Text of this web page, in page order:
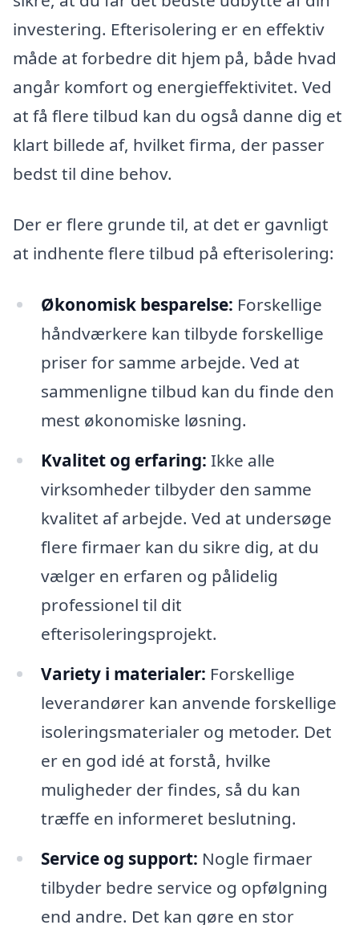
investering. Efterisolering er en effektiv
måde at forbedre dit hjem på, både hvad
angår komfort og energieffektivitet. Ved
at få flere tilbud kan du også danne dig et
klart billede af, hvilket firma, der passer
bedst til dine behov.
Der er flere grunde til, at det er gavnligt
at indhente flere tilbud på efterisolering:
Økonomisk besparelse: Forskellige
håndværkere kan tilbyde forskellige
priser for samme arbejde. Ved at
sammenligne tilbud kan du finde den
mest økonomiske løsning.
Kvalitet og erfaring: Ikke alle
virksomheder tilbyder den samme
kvalitet af arbejde. Ved at undersøge
flere firmaer kan du sikre dig, at du
vælger en erfaren og pålidelig
professionel til dit
efterisoleringsprojekt.
Variety i materialer: Forskellige
leverandører kan anvende forskellige
isoleringsmaterialer og metoder. Det
er en god idé at forstå, hvilke
muligheder der findes, så du kan
træffe en informeret beslutning.
Service og support: Nogle firmaer
tilbyder bedre service og opfølgning
end andre. Det kan gøre en stor